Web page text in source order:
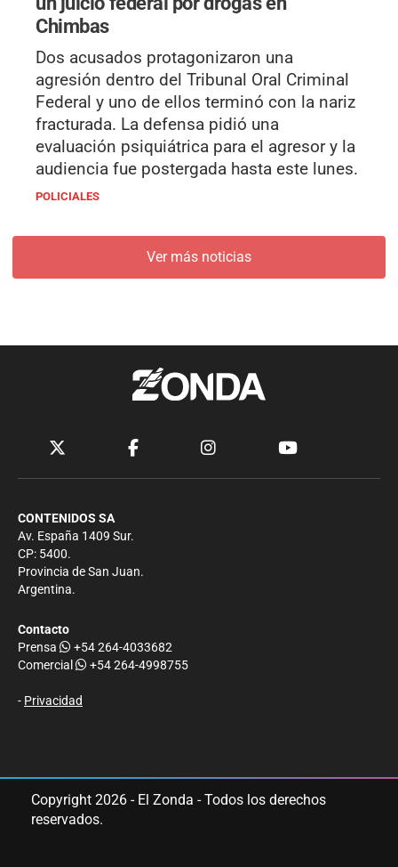
Chimbas
Dos acusados protagonizaron una
agresión dentro del Tribunal Oral Criminal
Federal y uno de ellos terminó con la nariz
fracturada. La defensa pidió una
evaluación psiquiátrica para el agresor y la
audiencia fue postergada hasta este lunes.
POLICIALES
Ver más noticias
CONTENIDOS SA
Av. España 1409 Sur.
CP: 5400.
Provincia de San Juan.
Argentina.
Contacto
Prensa
+54 264-4033682
Comercial
+54 264-4998755
- Privacidad
Copyright 2026 - El Zonda - Todos los derechos
reservados.